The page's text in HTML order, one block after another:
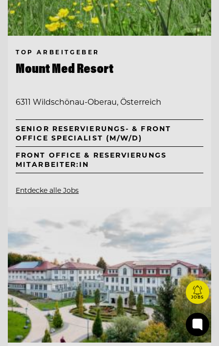
TOP ARBEITGEBER
Mount Med Resort
6311 Wildschönau-Oberau, Österreich
SENIOR RESERVIERUNGS- & FRONT
OFFICE SPECIALIST (M/W/D)
FRONT OFFICE & RESERVIERUNGS
MITARBEITER:IN
Entdecke alle Jobs
JOBS